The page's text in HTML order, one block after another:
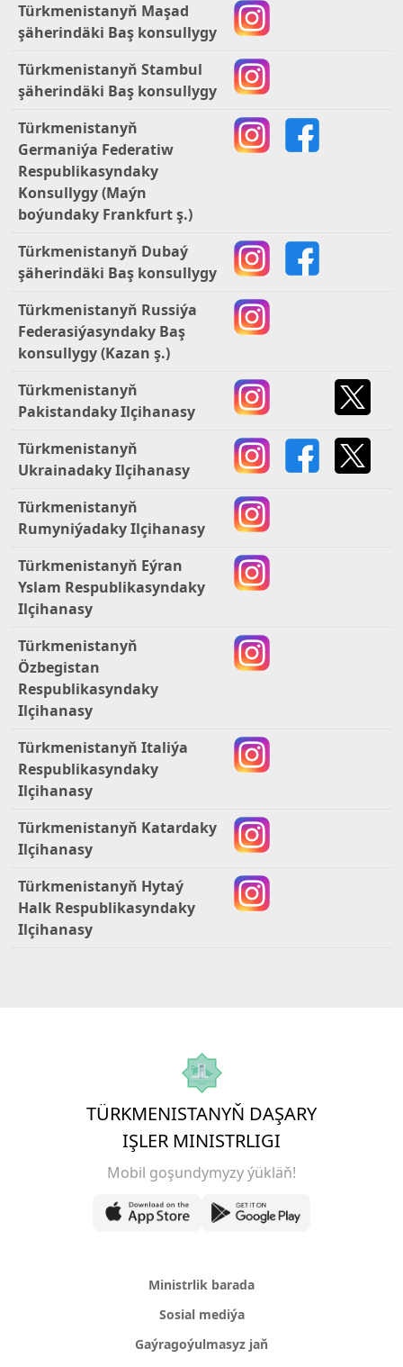
Türkmenistanyň Maşad
şäherindäki Baş konsullygy
Türkmenistanyň Stambul
şäherindäki Baş konsullygy
Türkmenistanyň
Germaniýa Federatiw
Respublikasyndaky
Konsullygy (Maýn
boýundaky Frankfurt ş.)
Türkmenistanyň Dubaý
şäherindäki Baş konsullygy
Türkmenistanyň Russiýa
Federasiýasyndaky Baş
konsullygy (Kazan ş.)
Türkmenistanyň
Pakistandaky Ilçihanasy
Türkmenistanyň
Ukrainadaky Ilçihanasy
Türkmenistanyň
Rumyniýadaky Ilçihanasy
Türkmenistanyň Eýran
Yslam Respublikasyndaky
Ilçihanasy
Türkmenistanyň
Özbegistan
Respublikasyndaky
Ilçihanasy
Türkmenistanyň Italiýa
Respublikasyndaky
Ilçihanasy
Türkmenistanyň Katardaky
Ilçihanasy
Türkmenistanyň Hytaý
Halk Respublikasyndaky
Ilçihanasy
TÜRKMENISTANYŇ DAŞARY
IŞLER MINISTRLIGI
Mobil goşundymyzy ýükläň!
Ministrlik barada
Sosial mediýa
Gaýragoýulmasyz jaň